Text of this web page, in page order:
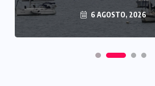
6 AGOSTO, 2026